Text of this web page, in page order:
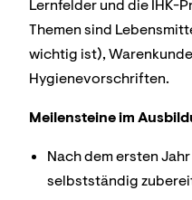
Lernfelder und die IHK-
Themen sind
wichtig ist),
Hygienevorschriften.
Meilensteine im
Nach dem ersten
selbstständig